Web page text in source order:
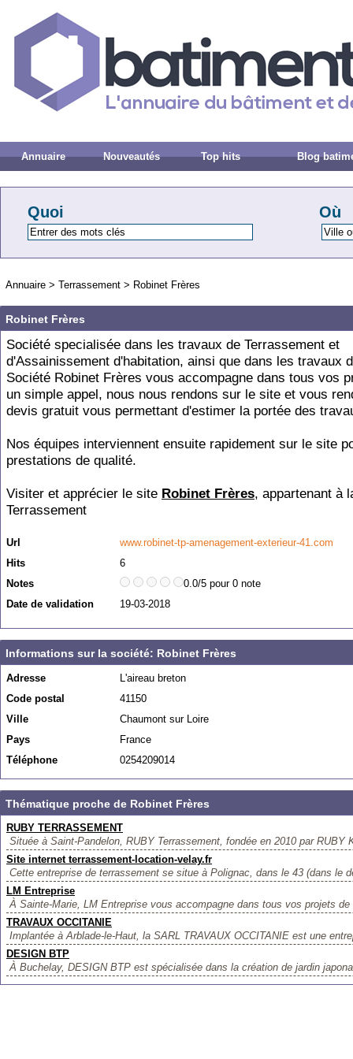
Annuaire Nouveautés Top hits Blog
Quoi Où
Annuaire > Terrassement > Robinet Frères
Robinet Frères
Société specialisée dans les travaux de Terrassement et
d'Assainissement d'habitation, ainsi que dans les travaux
Société Robinet Frères vous accompagne dans tous vos
un simple appel, nous nous rendons sur le site et vous
devis gratuit vous permettant d'estimer la portée des
Nos équipes interviennent ensuite rapidement sur le site
prestations de qualité.
Visiter et apprécier le site Robinet Frères, appartenant à
Terrassement
Url
www.robinet-tp-amenagement-exterieur-41.com
Hits
6
Notes
0.0/5 pour 0 note
Date de validation
19-03-2018
Informations sur la société: Robinet Frères
Adresse
L'aireau breton
Code postal
41150
Ville
Chaumont sur Loire
Pays
France
Téléphone
0254209014
Thématique proche de Robinet Frères
RUBY TERRASSEMENT
Située à Saint-Pandelon, RUBY Terrassement, fondée en 2010 par RUBY
Site internet terrassement-location-velay.fr
Cette entreprise de terrassement se situe à Polignac, dans le 43 (dans le
LM Entreprise
À Sainte-Marie, LM Entreprise vous accompagne dans tous vos projets
TRAVAUX OCCITANIE
Implantée à Arblade-le-Haut, la SARL TRAVAUX OCCITANIE est une
DESIGN BTP
À Buchelay, DESIGN BTP est spécialisée dans la création de jardin